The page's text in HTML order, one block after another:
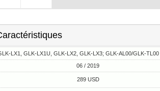
LX1, GLK-LX1U, GLK-LX2, GLK-LX3; GLK-AL00/GLK-TL00
06 / 2019
289 USD